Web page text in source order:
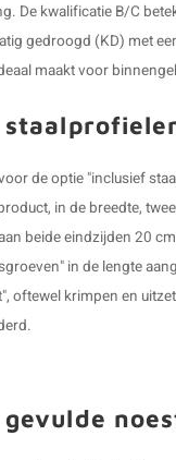
De kwalificatie B/C
gedroogd (KD) met
maakt voor
de optie "inclusief
in de breedte,
beide eindzijden 20
in de lengte
oftewel krimpen en